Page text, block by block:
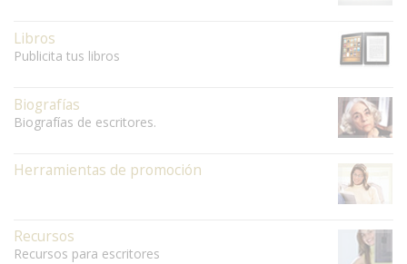
Libros
Publicita tus libros
Biografías
Biografías de escritores.
Herramientas de promoción
Recursos
Recursos para escritores